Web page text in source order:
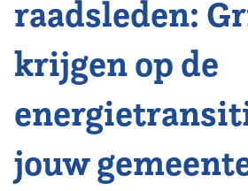
Agenda
Nieuws
Opleiding
Kennis & Informatie
raadsleden:
krijgen op de
jouw